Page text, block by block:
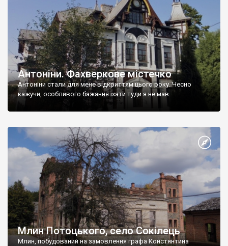
Антоніни. Фахверкове містечко
Антоніни стали для мене відкриттям цього року. Чесно
кажучи, особливого бажання їхати туди я не мав.
Млин Потоцького, село Сокілець
Млин, побудований на замовлення графа Констянтина